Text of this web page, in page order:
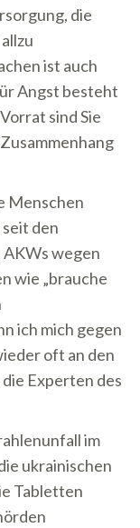
die
ist auch
Angst besteht
sind Sie
Menschen
den
wegen
wie „brauche
ich mich gegen
oft an den
Experten des
im
ukrainischen
Tabletten